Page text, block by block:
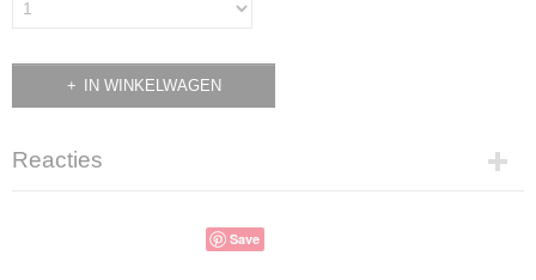
IN WINKELWAGEN
Reacties
Save